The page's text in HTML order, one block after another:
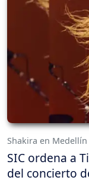
Shakira en Medellín
SIC ordena a
del concierto